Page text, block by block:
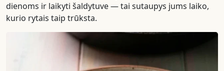
dienoms ir laikyti šaldytuve — tai sutaupys jums laiko,
kurio rytais taip trūksta.